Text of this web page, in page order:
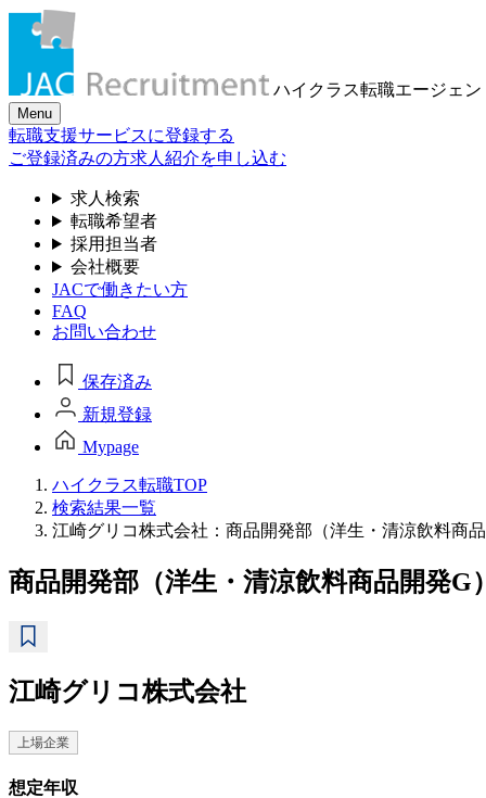
ハイクラス転職エージェン
Menu
転職支援サービスに登録する
ご登録済みの方求人紹介を申し込む
求人検索
転職希望者
採用担当者
会社概要
JACで働きたい方
FAQ
お問い合わせ
保存済み
新規登録
Mypage
ハイクラス転職TOP
検索結果一覧
江崎グリコ株式会社：商品開発部（洋生・清涼飲料商
商品開発部（洋生・清涼飲料商品開発
江崎グリコ株式会社
上場企業
想定年収